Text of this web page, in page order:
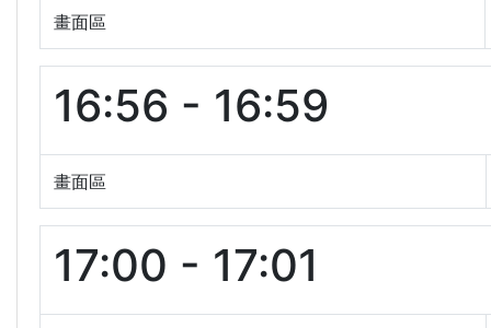
畫面區
16:56 - 16:59
畫面區
17:00 - 17:01